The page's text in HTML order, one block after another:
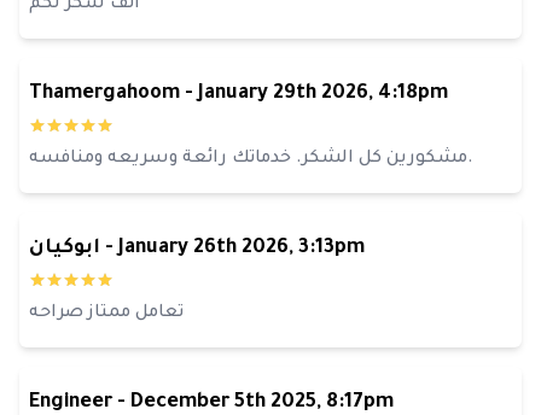
ألف شكر لكم
Thamergahoom -January 29th 2026, 4:18pm
مشكورين كل الشكر. خدماتك رائعة وسريعه ومنافسه.
ابوكيان -January 26th 2026, 3:13pm
تعامل ممتاز صراحه
Engineer - December 5th 2025, 8:17pm